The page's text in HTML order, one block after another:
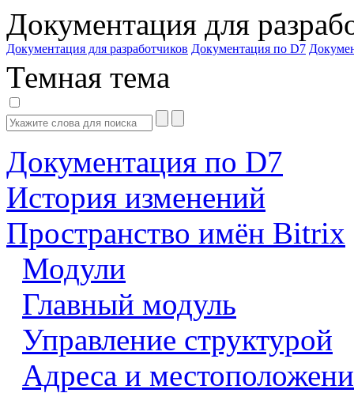
Документация для
Документация для разработчиков Документация по D7
Темная тема
Документация по D7
История изменений
Пространство имён Bitrix
Модули
Главный модуль
Управление структурой
Адреса и